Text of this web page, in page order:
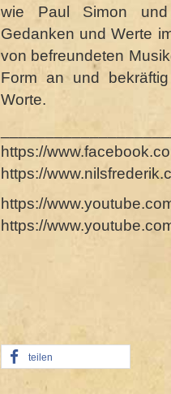
wie Paul Simon
Gedanken und Werte
von befreundeten
Form an und
Worte.
https://
https://
https://
https://
teilen